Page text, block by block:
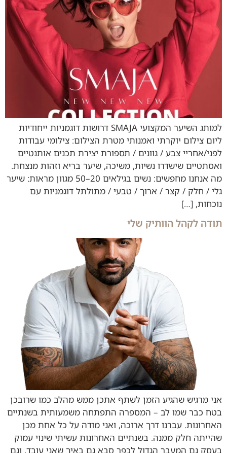
למותג השיער המקצועי SMAJA דרושות דוגמניות ייחודיות
ליום צילום יוקרתי ואמנותי מטרת הצילום: צילומי עבודות
לפני/אחריי צבע / גוונים / תספורת יצירת תכנים אותנטיים
ואסתטיים שישדרו נשיות, משיכה, שיער בריא וזהות מנצחת.
מה אנחנו מחפשים: נשים בגילאים 20–50 מגוון מראות: שיער
גלי / חלק / קצר / ארוך / טבעי / מתולתל דוגמניות עם
נוכחות, […]
תודה לקהל הוותיק שלי
אני מרגיש שהגיע הזמן לשתף אתכן ממש מהלב כמו שרובכן
בטח כבר שמו לב – המספרה התפתחה משמעותית בשנתיים
האחרונות. עברנו דרך ארוכה, ואני מודה על כל אחת מכן
שהייתה חלק ממנה. בשנתיים האחרונות עשיתי שינוי עמוק
בעסק גם המעבר הגדול לכפר סבא גם באיך שאני עובד, וגם